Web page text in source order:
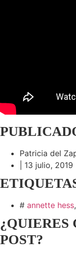
Patricia del
13 julio, 2019
# annette hess,
¿QUIERES
POST?